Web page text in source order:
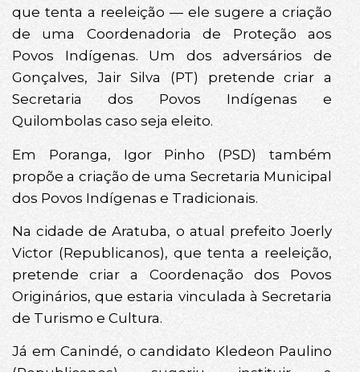
que tenta a reeleição — ele sugere a criação
de uma Coordenadoria de Proteção aos
Povos Indígenas. Um dos adversários de
Gonçalves, Jair Silva (PT) pretende criar a
Secretaria dos Povos Indígenas e
Quilombolas caso seja eleito.
Em Poranga, Igor Pinho (PSD) também
propõe a criação de uma Secretaria Municipal
dos Povos Indígenas e Tradicionais.
Na cidade de Aratuba, o atual prefeito Joerly
Victor (Republicanos), que tenta a reeleição,
pretende criar a Coordenação dos Povos
Originários, que estaria vinculada à Secretaria
de Turismo e Cultura.
Já em Canindé, o candidato Kledeon Paulino